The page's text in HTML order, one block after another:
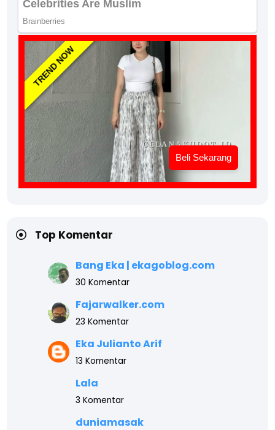
TREND NOW
Beli Sekarang
Top Komentar
Bang Eka | ekagoblog.com
30 Komentar
Fajarwalker.com
23 Komentar
Eka Julianto Arif
13 Komentar
Lala
3 Komentar
duniamasak